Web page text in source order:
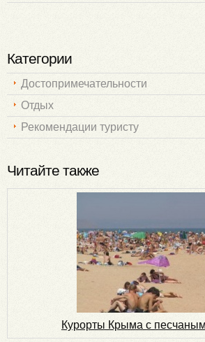
Категории
Достопримечательности
Отдых
Рекомендации туристу
Читайте также
Курорты Крыма с